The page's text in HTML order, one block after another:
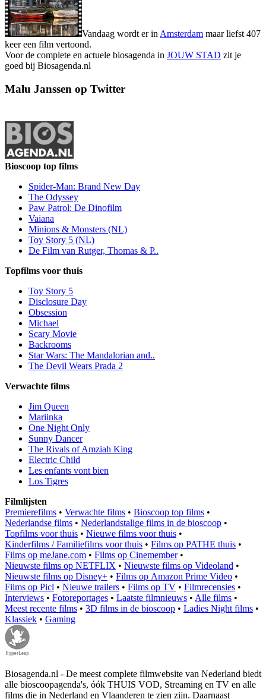
Vandaag wordt er in Amsterdam maar liefst 407
keer een film vertoond.
Voor de complete en actuele biosagenda in JOUW STAD zit je
goed bij Biosagenda.nl
Malu Janssen op Twitter
Bioscoop top films
Spider-Man: Brand New Day
The Odyssey
Paw Patrol: De Dinofilm
Vaiana
Minions & Monsters (NL)
Toy Story 5 (NL)
De Film van Rutger, Thomas & P..
Topfilms voor thuis
Toy Story 5
Disclosure Day
Obsession
Michael
Scary Movie
Backrooms
Star Wars: The Mandalorian and..
The Devil Wears Prada 2
Verwachte films
Jim Queen
Mariinka
One Night Only
Sunny Dancer
The Rivals of Amziah King
Electric Child
Les enfants vont bien
Los Tigres
Filmlijsten
Premierefilms • Verwachte films • Bioscoop top films •
Nederlandse films • Nederlandstalige films in de bioscoop •
Topfilms voor thuis • Nieuwe films voor thuis •
Kinderfilms / Familiefilms voor thuis • Films op PATHE thuis •
Films op meJane.com • Films op Cinemember•
Nieuwste films op NETFLIX • Nieuwste films op Videoland •
Nieuwste films op Disney+ • Films op Amazon Prime Video •
Films op Picl • Nieuwe trailers • Films op TV • Filmrecensies •
Interviews • Fotoreportages • Laatste filmnieuws • Alle films •
Meest recente films • 3D films in de bioscoop • Ladies Night films •
Klassiek • Gaming
Biosagenda.nl - De meest complete filmwebsite van Nederland biedt
alle bioscoopagenda's, óók THUIS VOD, Streaming en TV en alle
films die in Nederland en Vlaanderen te zien zijn. Daarnaast